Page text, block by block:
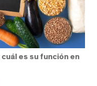
es su función en